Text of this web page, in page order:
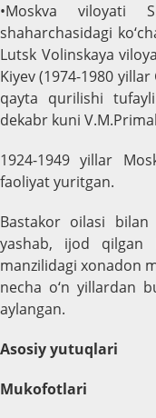
•Moskva viloyati
shaharchasidagi
Lutsk Volinskaya
Kiyev (1974-1980
qayta qurilishi
dekabr kuni
1924-1949 yillar
faoliyat yuritgan.
Bastakor oilasi bilan
yashab, ijod qilgan
manzilidagi xonadon
necha o‘n yillardan
aylangan.
Asosiy yutuqlari
Mukofotlari